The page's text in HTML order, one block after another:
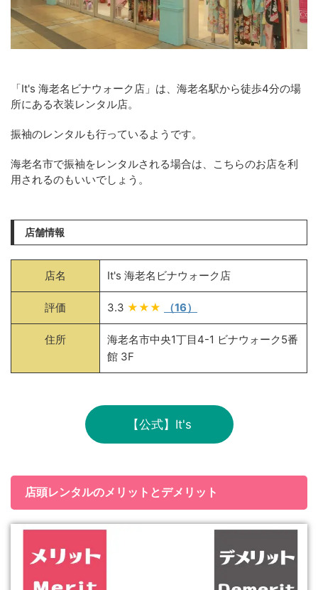
「It's 海老名ビナウォーク店」は、海老名駅から徒歩4分の場
所にある衣装レンタル店。
振袖のレンタルも行っているようです。
海老名市で振袖をレンタルされる場合は、こちらのお店を利
用されるのもいいでしょう。
店舗情報
店名 It's 海老名ビナウォーク店
評価 3.3 ★★★ （16）
住所
海老名市中央1丁目4-1 ビナウォーク5番
館 3F
【公式】It's
店頭レンタルのメリットとデメリット